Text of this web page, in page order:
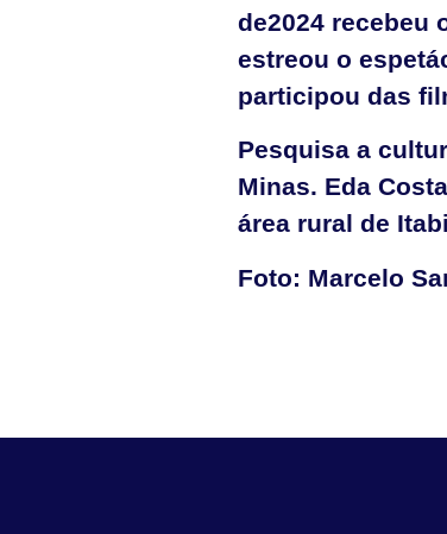
de2024 recebeu
estreou o
participou das
Pesquisa a
Minas. Eda
área rural de
Foto: Marcelo